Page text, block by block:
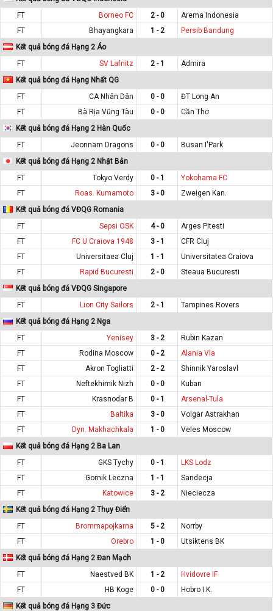
FT
Borneo FC 2 - 0
Arema Indonesia
FT
Bhayangkara 1 - 2
Persib Bandung
Kết quả bóng đá Hạng 2 Áo
FT
SV Lafnitz 2 - 1
Admira
Kết quả bóng đá Hạng Nhất QG
FT
CA Nhân Dân 0 - 0
ĐT Long An
FT
Bà Rịa Vũng Tàu 0 - 0
Cần Thơ
Kết quả bóng đá Hạng 2 Hàn Quốc
FT
Jeonnam Dragons 0 - 0
Busan I'Park
Kết quả bóng đá Hạng 2 Nhật Bản
FT
Tokyo Verdy 0 - 1
Yokohama FC
FT
Roas. Kumamoto 3 - 0
Zweigen Kan.
Kết quả bóng đá VĐQG Romania
FT
Sepsi OSK 4 - 0
Arges Pitesti
FT
FC U Craiova 1948 3 - 1
CFR Cluj
FT
Universitaea Cluj 1 - 1
Universitatea Craiova
FT
Rapid Bucuresti 2 - 0
Steaua Bucuresti
Kết quả bóng đá VĐQG Singapore
FT
Lion City Sailors 2 - 1
Tampines Rovers
Kết quả bóng đá Hạng 2 Nga
FT
Yenisey 3 - 2
Rubin Kazan
FT
Rodina Moscow 0 - 2
Alania Vla
FT
Akron Togliatti 2 - 2
Shinnik Yaroslavl
FT
Neftekhimik Nizh 0 - 0
Kuban
FT
Krasnodar B 0 - 1
Arsenal-Tula
FT
Baltika 3 - 0
Volgar Astrakhan
FT
Dyn. Makhachkala 1 - 0
Veles Moscow
Kết quả bóng đá Hạng 2 Ba Lan
FT
GKS Tychy 0 - 1
LKS Lodz
FT
Gornik Leczna 1 - 1
Sandecja
FT
Katowice 3 - 2
Nieciecza
Kết quả bóng đá Hạng 2 Thụy Điển
FT
Brommapojkarna 5 - 2
Norrby
FT
Orebro 1 - 0
Utsiktens BK
Kết quả bóng đá Hạng 2 Đan Mạch
FT
Naestved BK 1 - 2
Hvidovre IF
FT
HB Koge 0 - 0
Hobro I.K.
Kết quả bóng đá Hạng 3 Đức